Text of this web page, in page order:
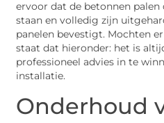
ervoor dat de betonnen
staan en volledig zijn
panelen bevestigt. Mochten
staat dat hieronder: het is
professioneel advies in te
installatie.
Onderhoud